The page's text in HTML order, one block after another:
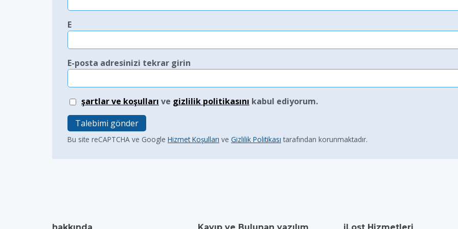
E
E-posta adresinizi tekrar girin
şartlar ve koşulları ve gizlilik politikasını kabul ediyorum.
Talebimi gönder
Bu site reCAPTCHA ve Google Hizmet Koşulları ve Gizlilik Politikası tarafından korunmaktadır.